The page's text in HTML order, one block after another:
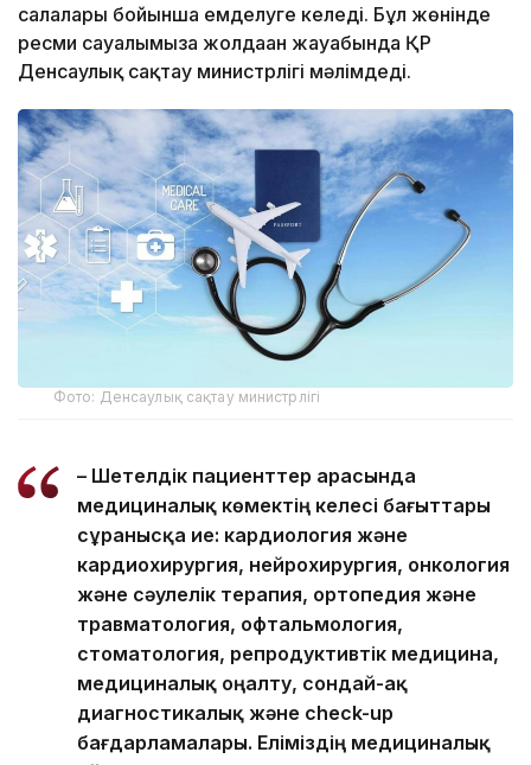
салалары бойынша емделуге келеді. Бұл жөнінде
ресми сауалымызға жолдаған жауабында ҚР
Денсаулық сақтау министрлігі мәлімдеді.
Фото: Денсаулық сақтау министрлігі
– Шетелдік пациенттер арасында
медициналық көмектің келесі бағыттары
сұранысқа ие: кардиология және
кардиохирургия, нейрохирургия, онкология
және сәулелік терапия, ортопедия және
травматология, офтальмология,
стоматология, репродуктивтік медицина,
медициналық оңалту, сондай-ақ
диагностикалық және check-up
бағдарламалары. Еліміздің медициналық